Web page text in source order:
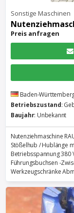
Sonstige Maschinen
Preis anfragen
Baden-
Betriebszustand:
Baujahr: Unbekannt
Nutenziehmaschine
Stößelhub / Hublänge
Betriebsspannung 380
Führungsbuchsen -
Werkzeugschränke